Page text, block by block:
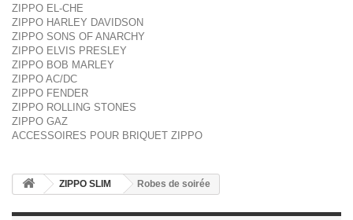
ZIPPO EL-CHE
ZIPPO HARLEY DAVIDSON
ZIPPO SONS OF ANARCHY
ZIPPO ELVIS PRESLEY
ZIPPO BOB MARLEY
ZIPPO AC/DC
ZIPPO FENDER
ZIPPO ROLLING STONES
ZIPPO GAZ
ACCESSOIRES POUR BRIQUET ZIPPO
ZIPPO SLIM Robes de soirée